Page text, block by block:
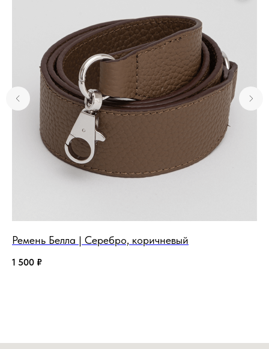
Ремень Белла | Серебро, коричневый
1 500 ₽